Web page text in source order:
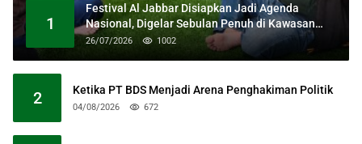
1
Festival Al Jabbar Disiapkan Jadi Agenda
Nasional, Digelar Sebulan Penuh di Kawasan
Masjid Raya Al Jabbar
26/07/2026 1002
2 Ketika PT BDS Menjadi Arena Penghakiman Politik
04/08/2026 672